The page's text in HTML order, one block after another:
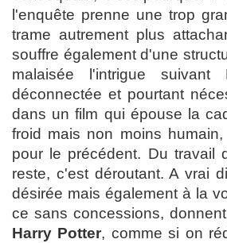
l'enquête prenne une trop
trame autrement plus
souffre également d'une
malaisée l'intrigue suivant
déconnectée et pourtant
dans un film qui épouse la
froid mais non moins
pour le précédent. Du travail
reste, c'est déroutant. A vrai
désirée mais également à la
ce sans concessions,
Harry Potter, comme si on